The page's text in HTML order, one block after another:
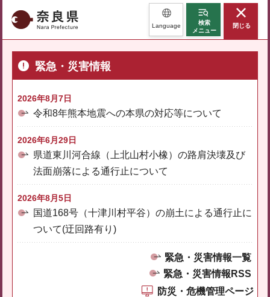
奈良県 Language
検索
メニュー
閉じる
緊急・災害情報
2026年8月7日
令和8年熊本地震への本県の対応等について
2026年6月29日
県道東川河合線（上北山村小橡）の路肩決壊及び
法面崩落による通行止について
2026年8月5日
国道168号（十津川村平谷）の崩土による通行止に
ついて(迂回路有り)
緊急・災害情報一覧
緊急・災害情報RSS
防災・危機管理ページ